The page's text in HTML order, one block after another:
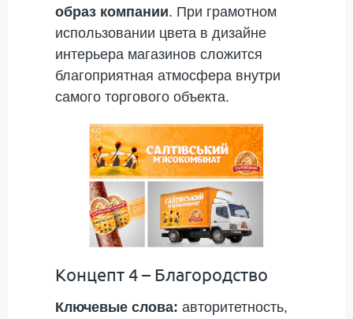
образ компании. При грамотном
использовании цвета в дизайне
интерьера магазинов сложится
благоприятная атмосфера внутри
самого торгового объекта.
Концепт 4 – Благородство
Ключевые слова: авторитетность,